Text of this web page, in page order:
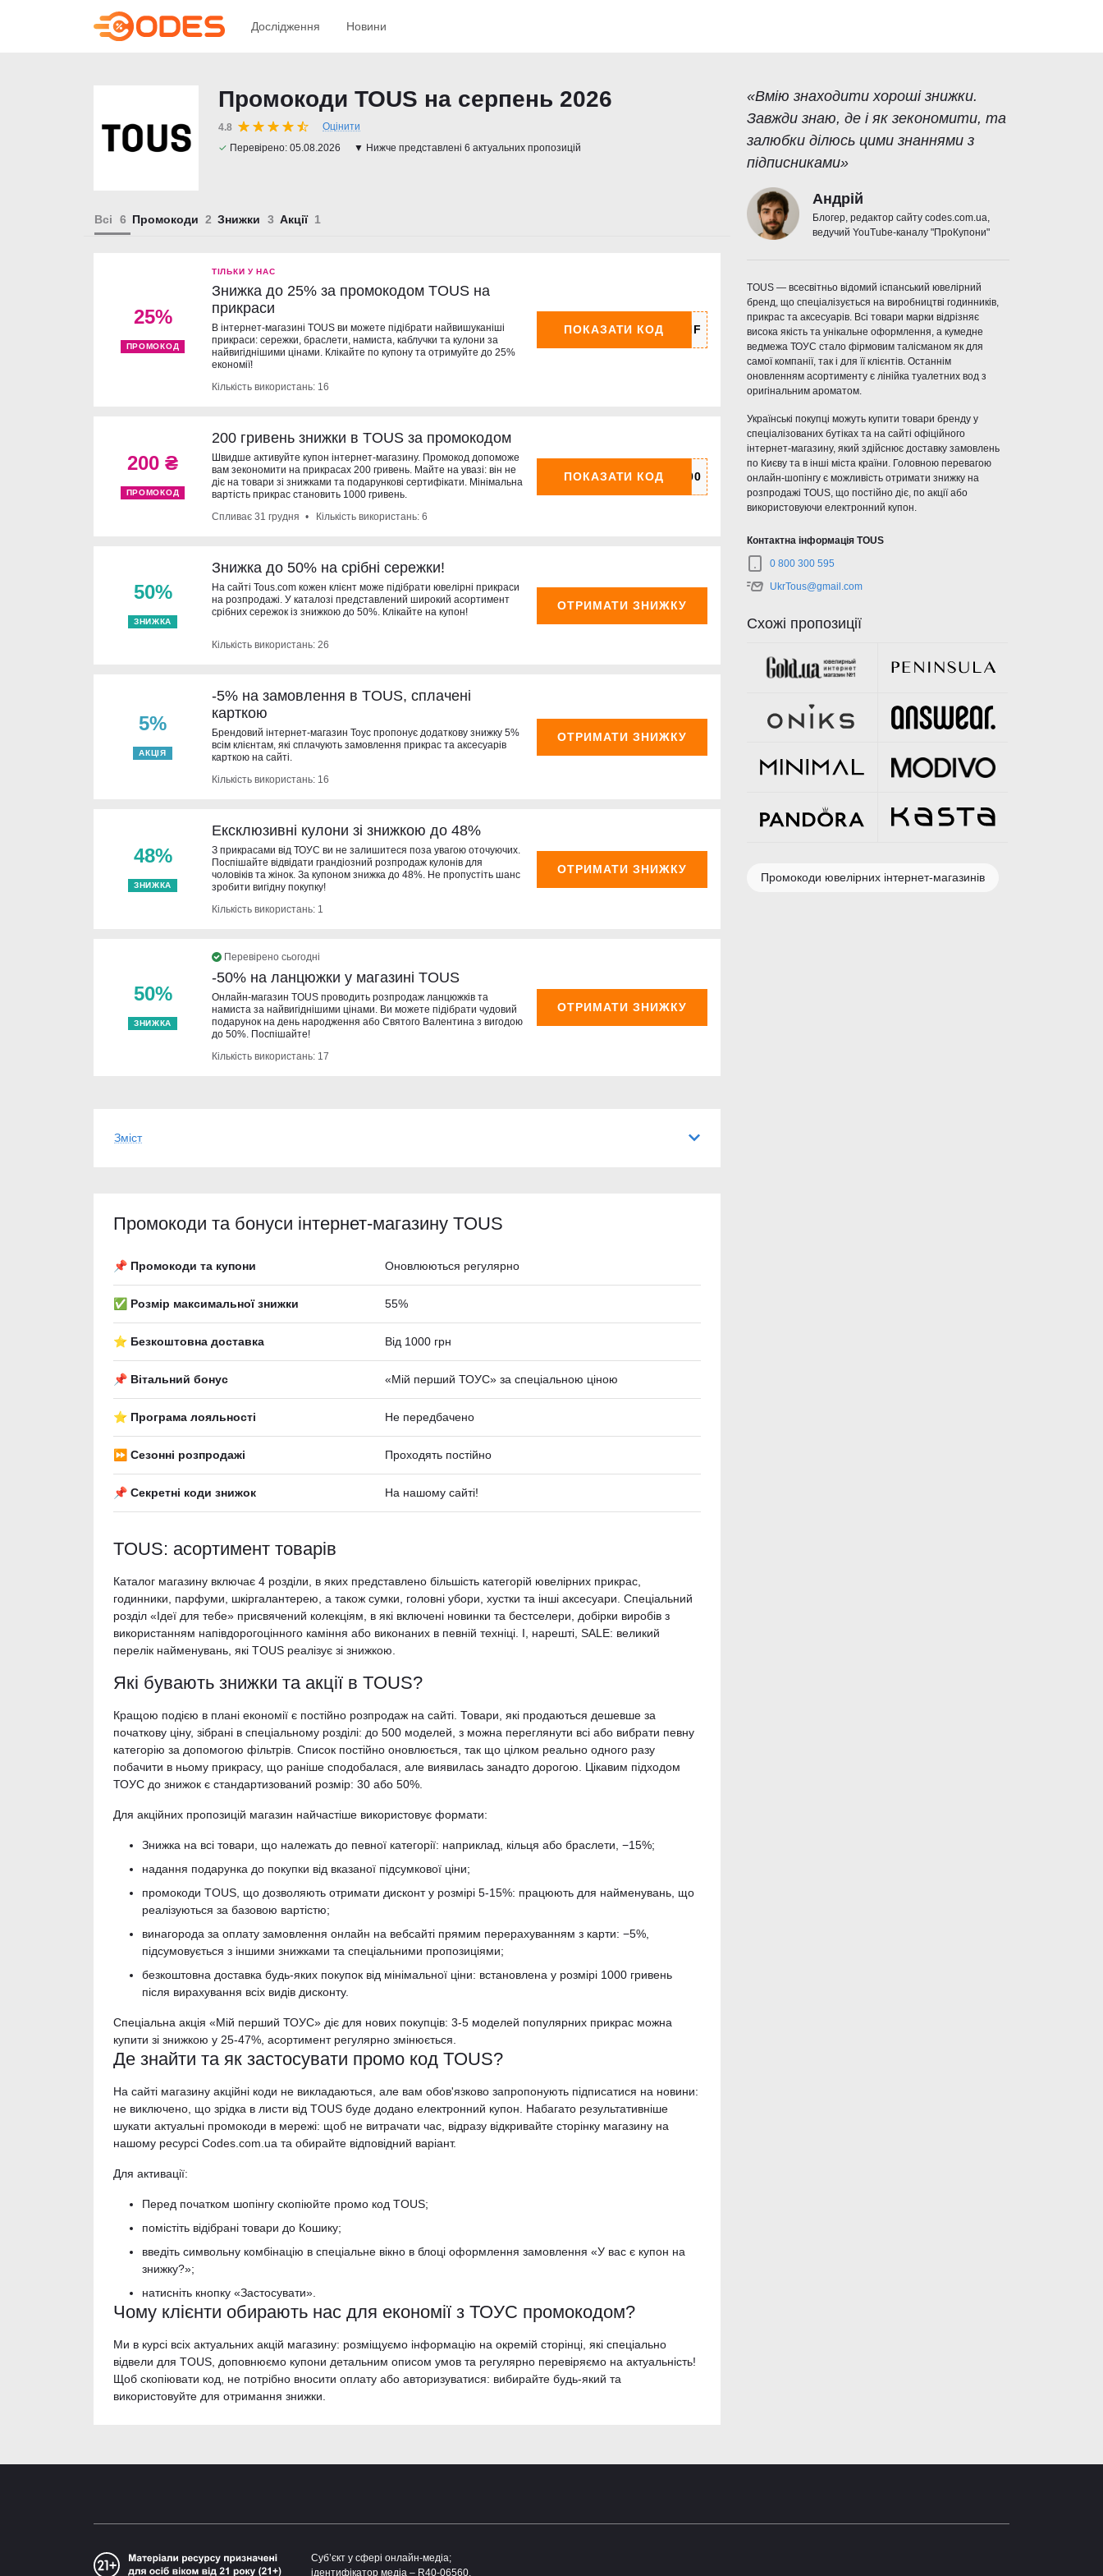
Дослідження Новини
Промокоди TOUS на серпень 2026
4.8
Оцінити
✓ Перевірено: 05.08.2026 ▼ Нижче представлені 6 актуальних пропозицій
Всі Промокоди Знижки Акції
25%
ПРОМОКОД
ТІЛЬКИ У НАС
Знижка до 25% за промокодом TOUS на
прикраси
В інтернет-магазині TOUS ви можете підібрати найвишуканіші
прикраси: сережки, браслети, намиста, каблучки та кулони за
найвигіднішими цінами. Клікайте по купону та отримуйте до 25%
економії!
Кількість використань: 16
ПОКАЗАТИ КОД
200 ₴
ПРОМОКОД
200 гривень знижки в TOUS за промокодом
Швидше активуйте купон інтернет-магазину. Промокод допоможе
вам зекономити на прикрасах 200 гривень. Майте на увазі: він не
діє на товари зі знижками та подарункові сертифікати. Мінімальна
вартість прикрас становить 1000 гривень.
Спливає 31 грудня Кількість використань: 6
ПОКАЗАТИ КОД
50%
ЗНИЖКА
Знижка до 50% на срібні сережки!
На сайті Tous.com кожен клієнт може підібрати ювелірні прикраси
на розпродажі. У каталозі представлений широкий асортимент
срібних сережок із знижкою до 50%. Клікайте на купон!
Кількість використань: 26
ОТРИМАТИ ЗНИЖКУ
5%
АКЦІЯ
-5% на замовлення в TOUS, сплачені
карткою
Брендовий інтернет-магазин Тоус пропонує додаткову знижку 5%
всім клієнтам, які сплачують замовлення прикрас та аксесуарів
карткою на сайті.
Кількість використань: 16
ОТРИМАТИ ЗНИЖКУ
48%
ЗНИЖКА
Ексклюзивні кулони зі знижкою до 48%
З прикрасами від ТОУС ви не залишитеся поза увагою оточуючих.
Поспішайте відвідати грандіозний розпродаж кулонів для
чоловіків та жінок. За купоном знижка до 48%. Не пропустіть шанс
зробити вигідну покупку!
Кількість використань: 1
ОТРИМАТИ ЗНИЖКУ
50%
ЗНИЖКА
Перевірено сьогодні
-50% на ланцюжки у магазині TOUS
Онлайн-магазин TOUS проводить розпродаж ланцюжків та
намиста за найвигіднішими цінами. Ви можете підібрати чудовий
подарунок на день народження або Святого Валентина з вигодою
до 50%. Поспішайте!
Кількість використань: 17
ОТРИМАТИ ЗНИЖКУ
Зміст
Промокоди та бонуси інтернет-магазину TOUS
📌 Промокоди та купони Оновлюються регулярно
✅ Розмір максимальної знижки 55%
⭐ Безкоштовна доставка Від 1000 грн
📌 Вітальний бонус «Мій перший ТОУС» за спеціальною ціною
⭐ Програма лояльності Не передбачено
⏩ Сезонні розпродажі Проходять постійно
📌 Секретні коди знижок На нашому сайті!
TOUS: асортимент товарів
Каталог магазину включає 4 розділи, в яких представлено більшість категорій ювелірних прикрас,
годинники, парфуми, шкіргалантерею, а також сумки, головні убори, хустки та інші аксесуари. Спеціальний
розділ «Ідеї для тебе» присвячений колекціям, в які включені новинки та бестселери, добірки виробів з
використанням напівдорогоцінного каміння або виконаних в певній техніці. І, нарешті, SALE: великий
перелік найменувань, які TOUS реалізує зі знижкою.
Які бувають знижки та акції в TOUS?
Кращою подією в плані економії є постійно розпродаж на сайті. Товари, які продаються дешевше за
початкову ціну, зібрані в спеціальному розділі: до 500 моделей, з можна переглянути всі або вибрати певну
категорію за допомогою фільтрів. Список постійно оновлюється, так що цілком реально одного разу
побачити в ньому прикрасу, що раніше сподобалася, але виявилась занадто дорогою. Цікавим підходом
ТОУС до знижок є стандартизований розмір: 30 або 50%.
Для акційних пропозицій магазин найчастіше використовує формати:
Знижка на всі товари, що належать до певної категорії: наприклад, кільця або браслети, −15%;
надання подарунка до покупки від вказаної підсумкової ціни;
промокоди TOUS, що дозволяють отримати дисконт у розмірі 5-15%: працюють для найменувань, що
реалізуються за базовою вартістю;
винагорода за оплату замовлення онлайн на вебсайті прямим перерахуванням з карти: −5%,
підсумовується з іншими знижками та спеціальними пропозиціями;
безкоштовна доставка будь-яких покупок від мінімальної ціни: встановлена ​​у розмірі 1000 гривень
після вирахування всіх видів дисконту.
Спеціальна акція «Мій перший ТОУС» діє для нових покупців: 3-5 моделей популярних прикрас можна
купити зі знижкою у 25-47%, асортимент регулярно змінюється.
Де знайти та як застосувати промо код TOUS?
На сайті магазину акційні коди не викладаються, але вам обов'язково запропонують підписатися на новини:
не виключено, що зрідка в листи від TOUS буде додано електронний купон. Набагато результативніше
шукати актуальні промокоди в мережі: щоб не витрачати час, відразу відкривайте сторінку магазину на
нашому ресурсі Codes.com.ua та обирайте відповідний варіант.
Для активації:
Перед початком шопінгу скопіюйте промо код TOUS;
помістіть відібрані товари до Кошику;
введіть символьну комбінацію в спеціальне вікно в блоці оформлення замовлення «У вас є купон на
знижку?»;
натисніть кнопку «Застосувати».
Чому клієнти обирають нас для економії з ТОУС промокодом?
Ми в курсі всіх актуальних акцій магазину: розміщуємо інформацію на окремій сторінці, які спеціально
відвели для TOUS, доповнюємо купони детальним описом умов та регулярно перевіряємо на актуальність!
Щоб скопіювати код, не потрібно вносити оплату або авторизуватися: вибирайте будь-який та
використовуйте для отримання знижки.
«Вмію знаходити хороші знижки.
Завжди знаю, де і як зекономити, та
залюбки ділюсь цими знаннями з
підписниками»
Андрій
Блогер, редактор сайту codes.com.ua,
ведучий YouTube-каналу "ПроКупони"
TOUS — всесвітньо відомий іспанський ювелірний
бренд, що спеціалізується на виробництві годинників,
прикрас та аксесуарів. Всі товари марки відрізняє
висока якість та унікальне оформлення, а кумедне
ведмежа ТОУС стало фірмовим талісманом як для
самої компанії, так і для її клієнтів. Останнім
оновленням асортименту є лінійка туалетних вод з
оригінальним ароматом.
Українські покупці можуть купити товари бренду у
спеціалізованих бутіках та на сайті офіційного
інтернет-магазину, який здійснює доставку замовлень
по Києву та в інші міста країни. Головною перевагою
онлайн-шопінгу є можливість отримати знижку на
розпродажі TOUS, що постійно діє, по акції або
використовуючи електронний купон.
Контактна інформація TOUS
0 800 300 595
UkrTous@gmail.com
Схожі пропозиції
Промокоди ювелірних інтернет-магазинів
Суб’єкт у сфері онлайн-медіа;
ідентифікатор медіа – R40-06560.